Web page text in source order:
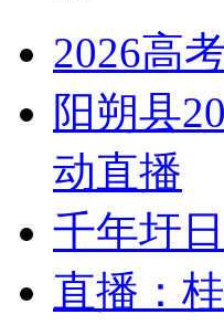
2026高
阳朔县
动直播
千年圩
直播：